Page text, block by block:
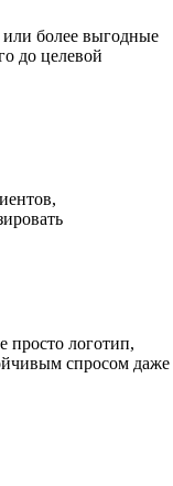
более выгодные
до целевой
просто логотип,
спросом даже